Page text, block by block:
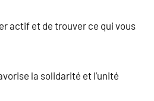
actif et de trouver ce qui vous
la solidarité et l’unité